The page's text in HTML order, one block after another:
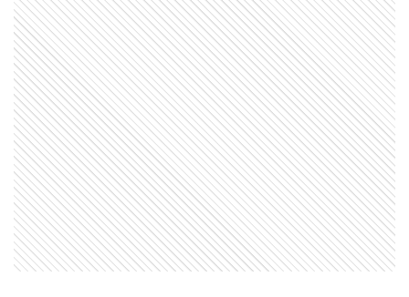
vez nacen menos bebés en muchos
países?
EL MUNDO
La tragedia del Valbanera: 488
personas fallecidas y un naufragio
lleno de misterio